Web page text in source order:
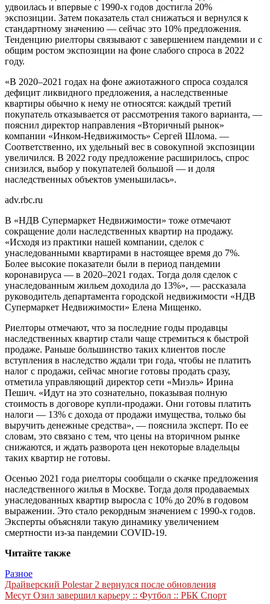
удвоилась и впервые с 1990-х годов достигла 20%
экспозиции. Затем показатель стал снижаться и вернулся к
стандартному значению — сейчас это 10% предложения.
Тенденцию риелторы связывают с завершением пандемии и с
общим ростом экспозиции на фоне слабого спроса в 2022
году.
«В 2020–2021 годах на фоне ажиотажного спроса создался
дефицит ликвидного предложения, а наследственные
квартиры обычно к нему не относятся: каждый третий
покупатель отказывается от рассмотрения такого варианта, —
пояснил директор направления «Вторичный рынок»
компании «Инком-Недвижимость» Сергей Шлома. —
Соответственно, их удельный вес в совокупной экспозиции
увеличился. В 2022 году предложение расширилось, спрос
снизился, выбор у покупателей большой — и доля
наследственных объектов уменьшилась».
adv.rbc.ru
В «НДВ Супермаркет Недвижимости» тоже отмечают
сокращение доли наследственных квартир на продажу.
«Исходя из практики нашей компании, сделок с
унаследованными квартирами в настоящее время до 7%.
Более высокие показатели были в период пандемии
коронавируса — в 2020–2021 годах. Тогда доля сделок с
унаследованным жильем доходила до 13%», — рассказала
руководитель департамента городской недвижимости «НДВ
Супермаркет Недвижимости» Елена Мищенко.
Риелторы отмечают, что за последние годы продавцы
наследственных квартир стали чаще стремиться к быстрой
продаже. Раньше большинство таких клиентов после
вступления в наследство ждали три года, чтобы не платить
налог с продажи, сейчас многие готовы продать сразу,
отметила управляющий директор сети «Миэль» Ирина
Пешич. «Идут на это сознательно, показывая полную
стоимость в договоре купли-продажи. Они готовы платить
налоги — 13% с дохода от продажи имущества, только бы
выручить денежные средства», — пояснила эксперт. По ее
словам, это связано с тем, что цены на вторичном рынке
снижаются, и ждать разворота цен некоторые владельцы
таких квартир не готовы.
Осенью 2021 года риелторы сообщали о скачке предложения
наследственного жилья в Москве. Тогда доля продаваемых
унаследованных квартир выросла с 10% до 20% в годовом
выражении. Это стало рекордным значением с 1990-х годов.
Эксперты объясняли такую динамику увеличением
смертности из-за пандемии COVID-19.
Читайте также
Разное
Навигация
Драйверский Polestar 2 вернулся после обновления
Месут Озил завершил карьеру :: Футбол :: РБК Спорт